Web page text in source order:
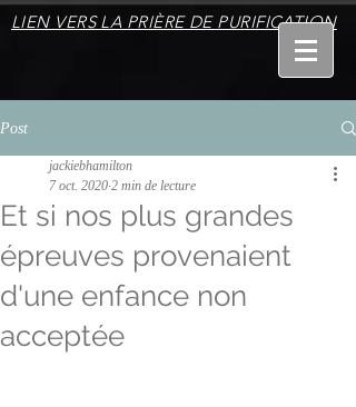
LIEN VERS LA PRIÈRE DE PURIFICATION
Post
Et si nos plus grandes
épreuves provenaient
d'une enfance non
acceptée
jackiebhamilton
7 oct. 2020 2 min de lecture